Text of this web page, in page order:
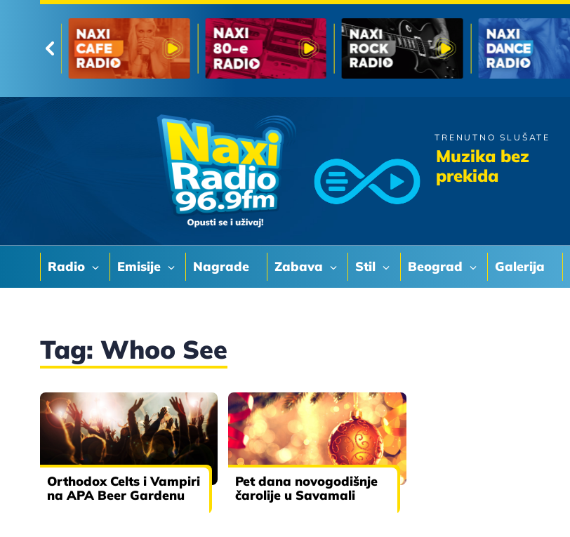
Radio Emisije Nagrade Zabava Stil Beograd Galerija
TRENUTNO SLUŠATE
Muzika bez
prekida
Doris Dragovic
Tag: Whoo See
Orthodox Celts i Vampiri
na APA Beer Gardenu
Pet dana novogodišnje
čarolije u Savamali